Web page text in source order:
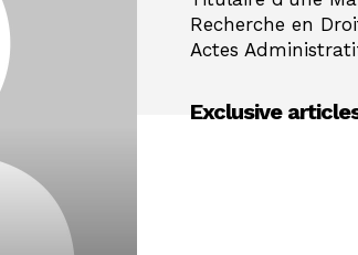
Recherche en
Actes
Exclusive